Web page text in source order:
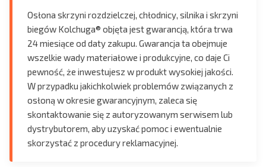
Osłona skrzyni rozdzielczej, chłodnicy, silnika i skrzyni
biegów Kolchuga® objęta jest gwarancją, która trwa
24 miesiące od daty zakupu. Gwarancja ta obejmuje
wszelkie wady materiałowe i produkcyjne, co daje Ci
pewność, że inwestujesz w produkt wysokiej jakości.
W przypadku jakichkolwiek problemów związanych z
osłoną w okresie gwarancyjnym, zaleca się
skontaktowanie się z autoryzowanym serwisem lub
dystrybutorem, aby uzyskać pomoc i ewentualnie
skorzystać z procedury reklamacyjnej.